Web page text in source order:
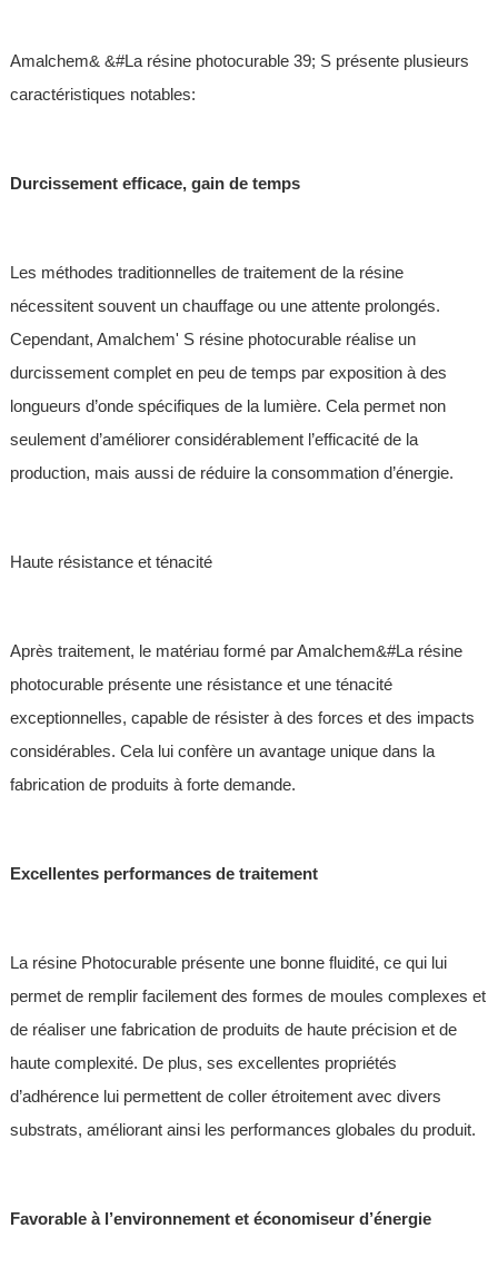
Amalchem& &#La résine photocurable 39; S présente plusieurs
caractéristiques notables:
Durcissement efficace, gain de temps
Les méthodes traditionnelles de traitement de la résine
nécessitent souvent un chauffage ou une attente prolongés.
Cependant, Amalchem' S résine photocurable réalise un
durcissement complet en peu de temps par exposition à des
longueurs d’onde spécifiques de la lumière. Cela permet non
seulement d’améliorer considérablement l’efficacité de la
production, mais aussi de réduire la consommation d’énergie.
Haute résistance et ténacité
Après traitement, le matériau formé par Amalchem&#La résine
photocurable présente une résistance et une ténacité
exceptionnelles, capable de résister à des forces et des impacts
considérables. Cela lui confère un avantage unique dans la
fabrication de produits à forte demande.
Excellentes performances de traitement
La résine Photocurable présente une bonne fluidité, ce qui lui
permet de remplir facilement des formes de moules complexes et
de réaliser une fabrication de produits de haute précision et de
haute complexité. De plus, ses excellentes propriétés
d’adhérence lui permettent de coller étroitement avec divers
substrats, améliorant ainsi les performances globales du produit.
Favorable à l’environnement et économiseur d’énergie